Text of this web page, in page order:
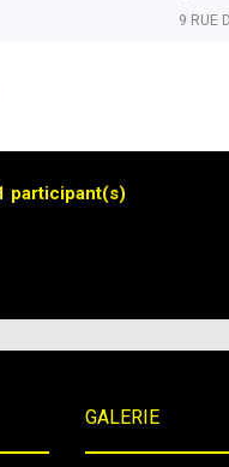
9 RUE
participant(s)
GALERIE